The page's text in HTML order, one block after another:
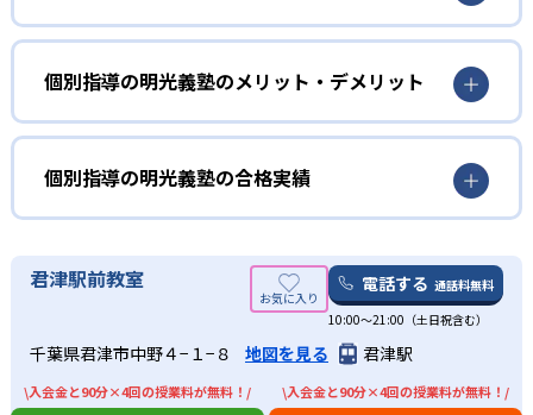
個別指導の明光義塾は、個別指導塾としての経験が長い
る。生徒自らが考えることを重視した指導。授業は生徒と
講師が会話をしながら進められる。自分の言葉で話して理
解を深めるため、理解の定着が深まる。
02 ノートの取り方から指導
明光義塾にはオリジナルのノートがある。ノートの形式に
合わせて見やすいノート作りを学ぶ。書き人は生徒に合わ
せて指導してくれる。ノートの取り方を学ぶことで、生徒
03 豊富な情報力
個別指導塾の教室数No.1の明光義塾。全国規模のため、地
小学生
苦手科目を克服したい人におすすめ
明光義塾のノート指導では、分かったことを整理できる。
これにより、自分がどこでつまずいているのかを把握でき
る。
中学生
内申点を上げたい人におすすめ
明光義塾の豊富な情報から、学校ごとのテスト傾向を把握
している。生徒一人ひとりの特性も把握した上で、情報を
基に定期テスト対策を行う。また、一人ひとり異なる成績
個別指導の明光義塾のメリット・デメリット
どんなメリットがある？
個別指導の明光義塾の最大のメリットは、オリジナルのノ
ートだ。明光義塾のオリジナルノートは、解き直し専用ノ
ートがあり、そのノートを確認するだけで自分の苦手を確
認できる。勉強の仕方が分からない人も、オリジナルノー
トで簡単に復習できる。
また、振替授業も魅力の一つ。集団指導では、授業を一回
休むとその授業の内容を理解できないまま進んでしまうこ
とがほとんど。明光義塾は、授業を休んでも、振替授業を
取得可能。生徒に合わせて授業の進度やテキストを変更す
個別指導の明光義塾の合格実績
個別指導の明光義塾ではサイトでは合格実績を載せていな
い。合格実績があるかどうかは、近くの校舎へ資料請求し
君津駅前教室 電話する 通話料無料
10:00〜21:00（土日祝含む）
千葉県君津市中野４−１−８ 地図を見る 君津駅
\入会金と90分×4回の授業料が無料！/ \入会金と90分×4回の授業料が無料！/